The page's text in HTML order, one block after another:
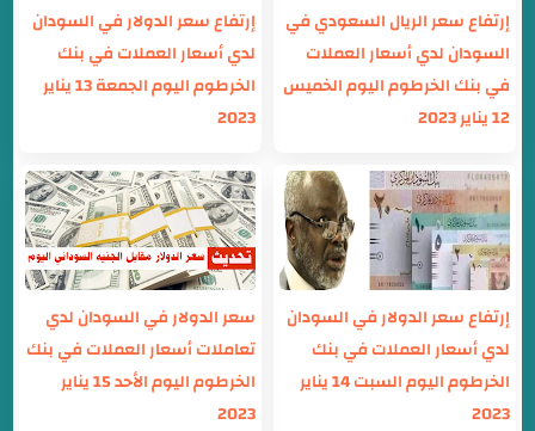
إرتفاع سعر الريال السعودي في
السودان لدي أسعار العملات
في بنك الخرطوم اليوم الخميس
12 يناير 2023
إرتفاع سعر الدولار في السودان
لدي أسعار العملات في بنك
الخرطوم اليوم الجمعة 13 يناير
2023
إرتفاع سعر الدولار في السودان
لدي أسعار العملات في بنك
الخرطوم اليوم السبت 14 يناير
2023
سعر الدولار في السودان لدي
تعاملات أسعار العملات في بنك
الخرطوم اليوم الأحد 15 يناير
2023